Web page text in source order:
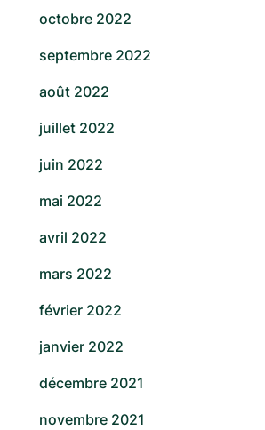
octobre 2022
septembre 2022
août 2022
juillet 2022
juin 2022
mai 2022
avril 2022
mars 2022
février 2022
janvier 2022
décembre 2021
novembre 2021